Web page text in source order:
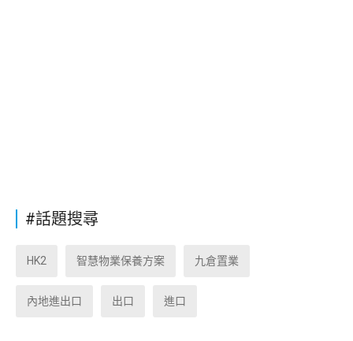
#話題搜尋
HK2 智慧物業保養方案 九倉置業
內地進出口 出口 進口